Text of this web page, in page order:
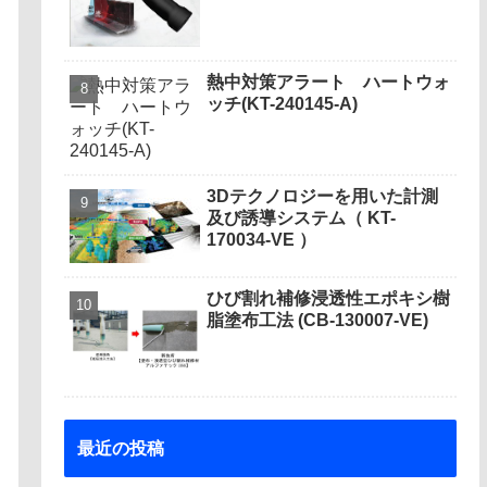
熱中対策アラート ハートウォ
ッチ(KT-240145-A)
3Dテクノロジーを用いた計測
及び誘導システム（ KT-
170034-VE ）
ひび割れ補修浸透性エポキシ樹
脂塗布工法 (CB-130007-VE)
最近の投稿